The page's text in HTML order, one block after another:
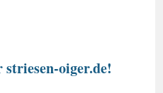
oiger.de!